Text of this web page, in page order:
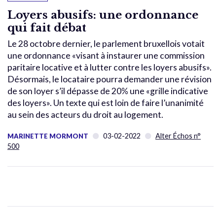
Loyers abusifs: une ordonnance
qui fait débat
Le 28 octobre dernier, le parlement bruxellois votait
une ordonnance «visant à instaurer une commission
paritaire locative et à lutter contre les loyers abusifs».
Désormais, le locataire pourra demander une révision
de son loyer s’il dépasse de 20% une «grille indicative
des loyers». Un texte qui est loin de faire l’unanimité
au sein des acteurs du droit au logement.
MARINETTE MORMONT 03-02-2022
Alter Échos n°
500